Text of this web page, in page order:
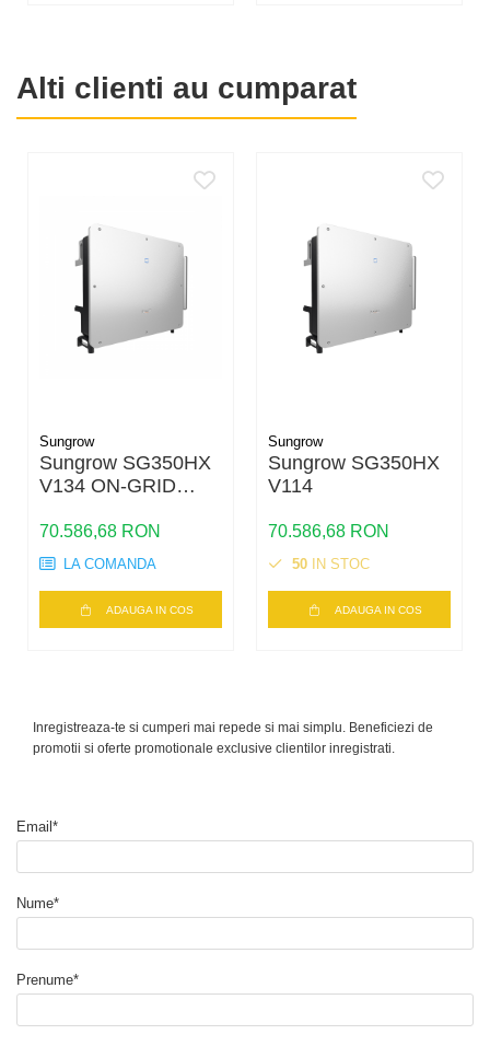
existente
Alti clienti au cumparat
Sungrow
Sungrow SG350HX
V134 ON-GRID
70.586,68 RON
LA COMANDA
ADAUGA IN COS
Sungrow
Sungrow SG350HX
V114
70.586,68 RON
50 IN STOC
ADAUGA IN COS
Inregistreaza-te si cumperi mai repede si mai simplu. Beneficiezi de
promotii si oferte promotionale exclusive clientilor inregistrati.
Email*
Nume*
Prenume*